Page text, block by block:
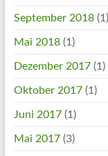
September 2018(1)
Mai 2018(1)
Dezember 2017(1)
Oktober 2017(1)
Juni 2017(1)
Mai 2017(3)